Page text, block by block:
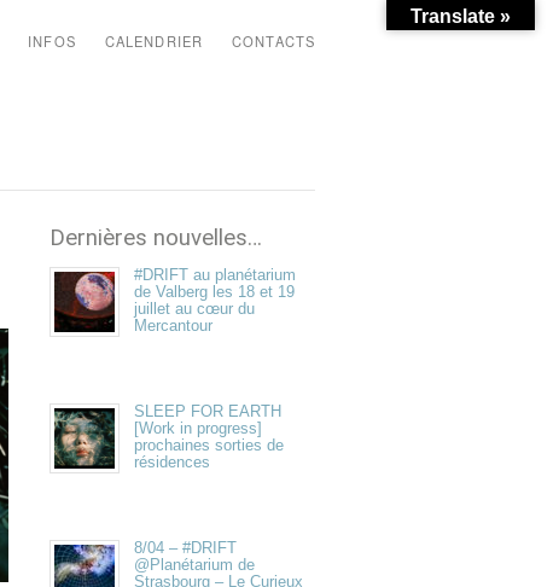
INFOS CALENDRIER CONTACTS
Dernières nouvelles…
#DRIFT au planétarium
de Valberg les 18 et 19
juillet au cœur du
Mercantour
SLEEP FOR EARTH
[Work in progress]
prochaines sorties de
résidences
8/04 – #DRIFT
@Planétarium de
Strasbourg – Le Curieux
Translate »